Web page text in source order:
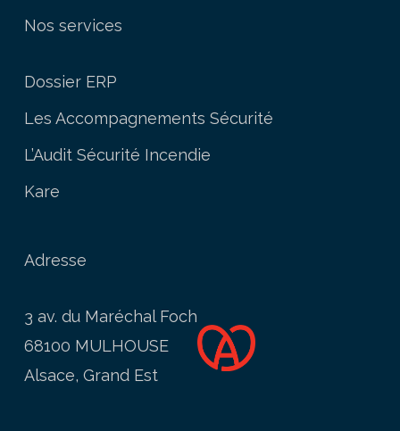
Nos services
Dossier ERP
Les Accompagnements Sécurité
L’Audit Sécurité Incendie
Kare
Adresse
3 av. du Maréchal Foch
68100 MULHOUSE
Alsace, Grand Est